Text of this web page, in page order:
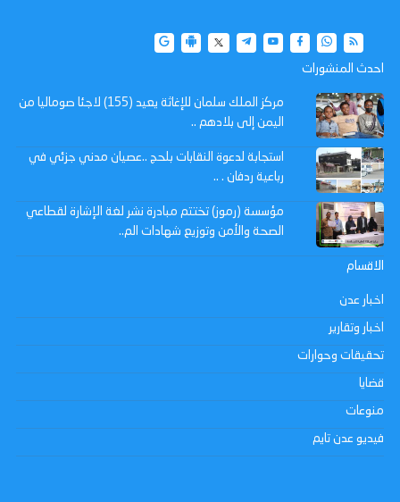
احدث المنشورات
مركز الملك سلمان للإغاثة يعيد (155) لاجئا صوماليا من
اليمن إلى بلادهم ..
استجابة لدعوة النقابات بلحج ..عصيان مدني جزئي في
رباعية ردفان . ..
مؤسسة (رموز) تختتم مبادرة نشر لغة الإشارة لقطاعي
الصحة والأمن وتوزيع شهادات الم..
الاقسام
اخبار عدن
اخبار وتقارير
تحقيقات وحوارات
قضايا
منوعات
فيديو عدن تايم